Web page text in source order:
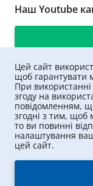
Наш Youtube
Цей сайт
щоб гарантувати
При
згоду на
повідомленням,
згодні з тим, щоб
то ви повинні
налаштування
цей сайт.